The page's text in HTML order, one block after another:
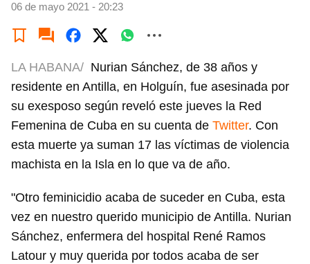
06 de mayo 2021 - 20:23
LA HABANA/ Nurian Sánchez, de 38 años y
residente en Antilla, en Holguín, fue asesinada por
su exesposo según reveló este jueves la Red
Femenina de Cuba en su cuenta de Twitter. Con
esta muerte ya suman 17 las víctimas de violencia
machista en la Isla en lo que va de año.
"Otro feminicidio acaba de suceder en Cuba, esta
vez en nuestro querido municipio de Antilla. Nurian
Sánchez, enfermera del hospital René Ramos
Latour y muy querida por todos acaba de ser